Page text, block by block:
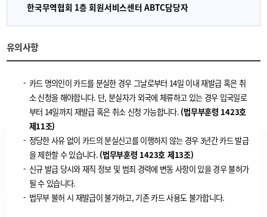
한국무역협회 1층 회원서비스센터 ABTC담당자
유의사항
카드 명의인이 카드를 분실한 경우 그날로부터 14일 이내 재발급 혹은 취
소 신청을 해야합니다. 단, 분실자가 외국에 체류하고 있는 경우 입국일로
부터 14일까지 재발급 혹은 취소 신청 가능합니다. (법무부훈령 1423호
제11조)
정당한 사유 없이 카드의 분실신고를 이행하지 않는 경우 3년간 카드 발급
을 제한할 수 있습니다. (법무부훈령 1423호 제13조)
신규 발급 당시와 재직 정보 및 범죄 경력에 변동 사항이 있을 경우 불허가
될 수 있습니다.
법무부 불허 시 재발급이 불가하고, 기존 카드 사용도 불가합니다.